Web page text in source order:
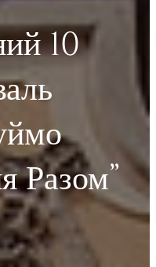
10
Разом”